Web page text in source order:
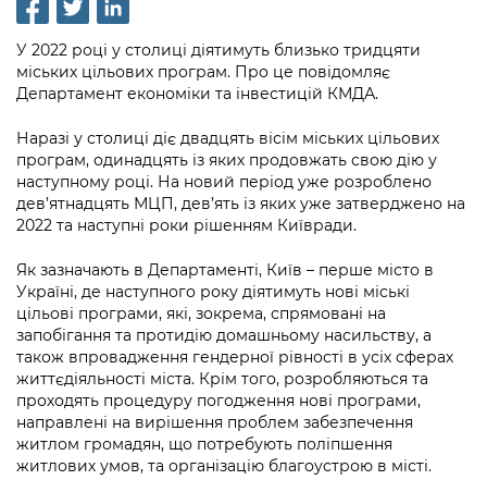
Рішення та розпорядження
Проєкти розпоряджень, що
перебувають на погодженні КМВА
Рішення Київради
Контактна інформація
Графік роботи та прийому громадян
Вакансії
Статистика
Звернення громадян
Регуляторна діяльність
Промисловість і наука Києва
Освіта та навчальні заклади
Дороги, транспорт та парковки
Навколишнє середовище міста
Містобудування та земельні ділянки
Культура, спорт, дозвілля
Фінанси та бюджет
Безпека та правопорядок
Ритуальні послуги
Іноземцям / For foreigners
Пам'ятки культурної спадщини
Громадська експертиза
Громадський бюджет
Громадська рада
Петиції
Контактний центр
Допомога учасникам АТО
Рада з питань внутрішньо переміщених
осіб при Київській міській військовій
адміністрації
«Ініціатива «Партнерство «Відкритий
Інформація з обмеженим доступом
Подати запит онлайн
Проекти нормативно-правових та
інших актів
Нормативна база
інформацію
Порядок оскарження рішень, дій чи
бездіяльності розпорядників інформації
Звіти про опрацювання запитів на
публічну інформацію
Інформація для споживачів
Медіагалерея
Підписатися на новини та анонси від
КМДА / Subscribe to announcements
Порядок акредитації медіа /
Accreditation process
Подати журналістський запит /
Submitting a media request
Зйомки в лікарнях в умовах воєнного
стану / Rules for media coverage of
hospitals at work under martial law
Контакти для медіа / Contacts for mass
media
Портал Послуг
У 2022 році у столиці діятимуть близько тридцяти
міських цільових програм. Про це повідомляє
Департамент економіки та інвестицій КМДА.
Наразі у столиці діє двадцять вісім міських цільових
програм, одинадцять із яких продовжать свою дію у
наступному році. На новий період уже розроблено
дев’ятнадцять МЦП, дев’ять із яких уже затверджено на
2022 та наступні роки рішенням Київради.
Як зазначають в Департаменті, Київ – перше місто в
Україні, де наступного року діятимуть нові міські
цільові програми, які, зокрема, спрямовані на
запобігання та протидію домашньому насильству, а
також впровадження гендерної рівності в усіх сферах
життєдіяльності міста. Крім того, розробляються та
проходять процедуру погодження нові програми,
направлені на вирішення проблем забезпечення
житлом громадян, що потребують поліпшення
житлових умов, та організацію благоустрою в місті.